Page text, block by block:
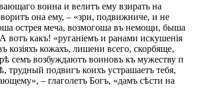
воина и велитъ ему взирать на
она ему, – «зри, подвижниче, и не
острея меча, возмогоша въ немощи, быша
какъ! «руганіемъ и ранами искушенія
кожахъ, лишени всего, скорбяще,
семъ возбуждаютъ воиновъ къ мужеству п
трудный подвигъ коихъ устрашаетъ тебя,
– глаголетъ Богъ, «дамъ сѣсти на